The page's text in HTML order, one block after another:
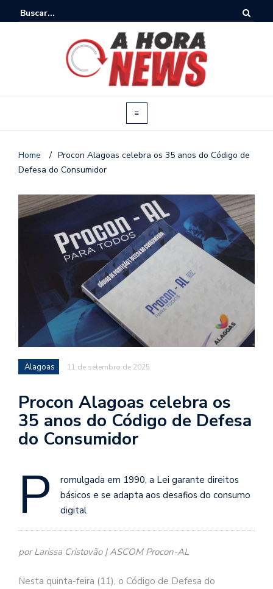
Home / Procon Alagoas celebra os 35 anos do Código de
Defesa do Consumidor
Alagoas 11 de setembro de 2025
Procon Alagoas celebra os
35 anos do Código de Defesa
do Consumidor
P
romulgada em 1990, a Lei garante direitos
básicos e se adapta aos desafios do consumo
digital
por Larissa Cristovão | ASCOM Procon-AL
Nesta quinta-feira (11), o Código de Defesa do